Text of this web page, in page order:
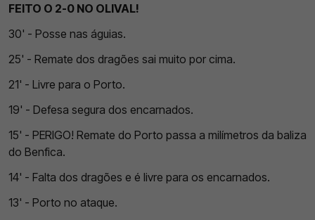
FEITO O 2-0 NO OLIVAL!
30' - Posse nas águias.
25' - Remate dos dragões sai muito por cima.
21' - Livre para o Porto.
19' - Defesa segura dos encarnados.
15' - PERIGO! Remate do Porto passa a milímetros da baliza
do Benfica.
14' - Falta dos dragões e é livre para os encarnados.
13' - Porto no ataque.